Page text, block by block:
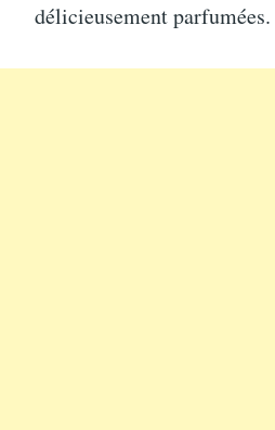
délicieusement parfumées.